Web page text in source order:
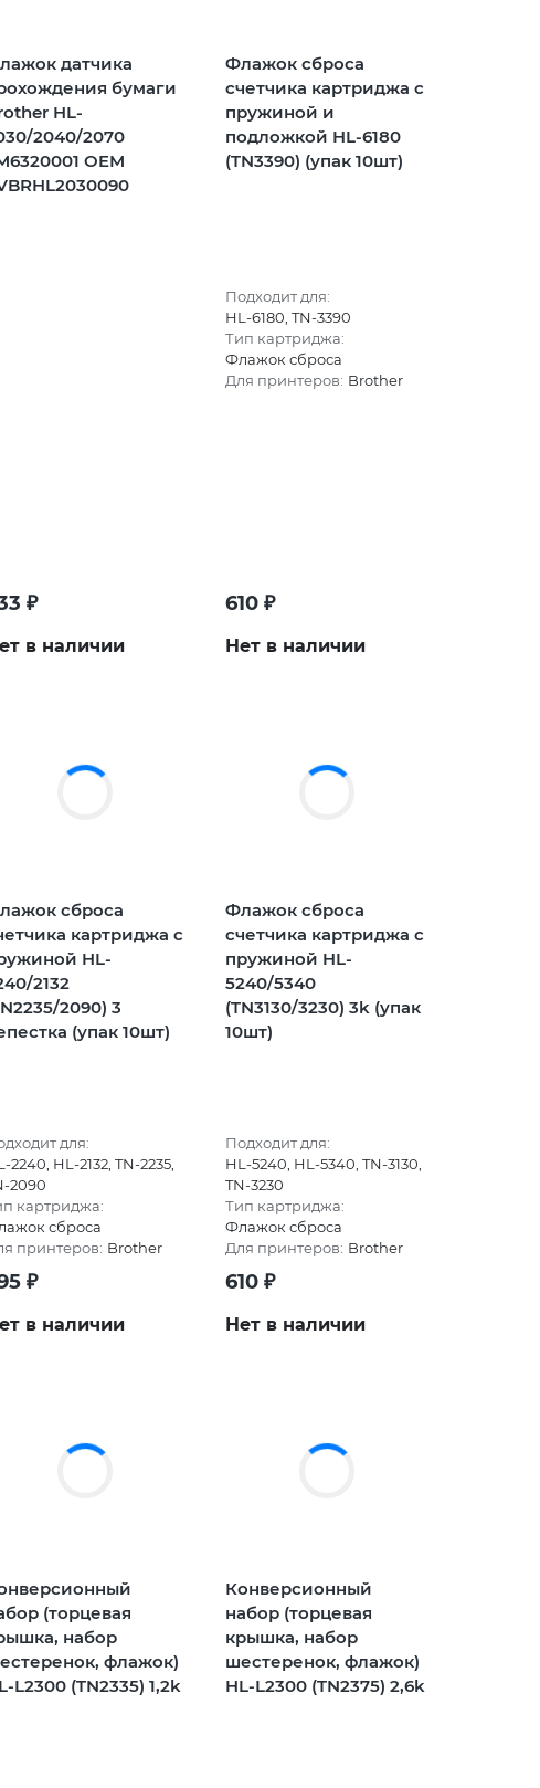
датчика
бумаги
HL-
2040/2070
OEM
₽
в наличии
Флажок сброса
счетчика картриджа с
пружиной и
подложкой HL-6180
(TN3390) (упак 10шт)
Подходит для:
HL-6180, TN-3390
Тип картриджа:
Флажок сброса
Для принтеров: Brother
610₽
Нет в наличии
сброса
картриджа с
HL-
2132
2090) 3
(упак 10шт)
для:
2240, HL-2132, TN-2235,
2090
картриджа:
сброса
принтеров: Brother
₽
в наличии
Флажок сброса
счетчика картриджа с
пружиной HL-
5240/5340
(TN3130/3230) 3k (упак
10шт)
Подходит для:
HL-5240, HL-5340, TN-3130,
TN-3230
Тип картриджа:
Флажок сброса
Для принтеров: Brother
610₽
Нет в наличии
(торцевая
набор
флажок)
L2300 (TN2335) 1,2k
Конверсионный
набор (торцевая
крышка, набор
шестеренок, флажок)
HL-L2300 (TN2375) 2,6k